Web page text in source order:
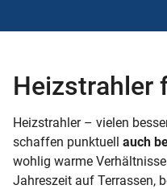
Heizstrahler
Heizstrahler – vielen
schaffen punktuell auch
wohlig warme
Jahreszeit auf Terrassen,